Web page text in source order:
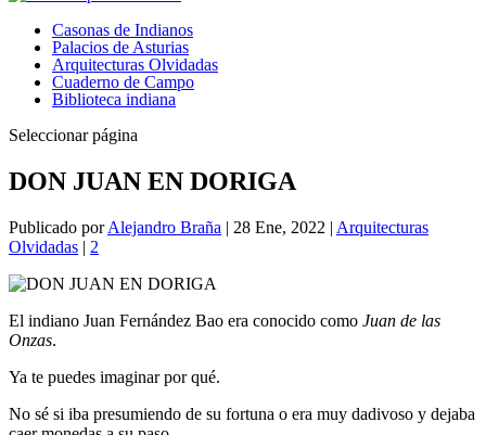
Casonas de Indianos
Palacios de Asturias
Arquitecturas Olvidadas
Cuaderno de Campo
Biblioteca indiana
Seleccionar página
DON JUAN EN DORIGA
Publicado porAlejandro Braña | 28 Ene, 2022 | Arquitecturas
Olvidadas | 2
El indiano Juan Fernández Bao era conocido como Juan de las
Onzas.
Ya te puedes imaginar por qué.
No sé si iba presumiendo de su fortuna o era muy dadivoso y dejaba